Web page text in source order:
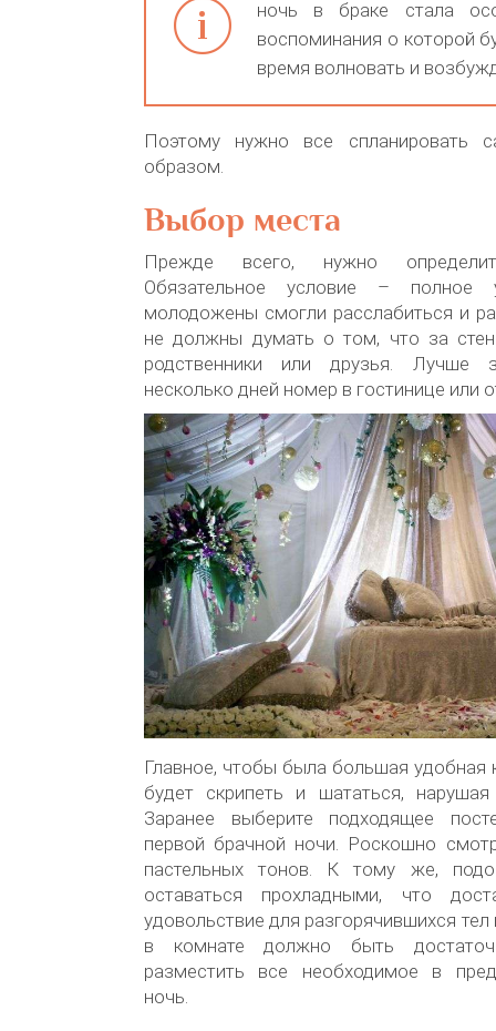
ночь в браке стала
воспоминания о которой
время волновать и
Поэтому нужно все спланировать
образом.
Выбор места
Прежде всего, нужно
Обязательное условие – полное
молодожены смогли расслабиться и
не должны думать о том, что за
родственники или друзья. Лучше
несколько дней номер в гостинице или
Главное, чтобы была большая удобная
будет скрипеть и шататься,
Заранее выберите подходящее
первой брачной ночи. Роскошно
пастельных тонов. К тому же,
оставаться прохладными, что
удовольствие для разгорячившихся
в комнате должно быть
разместить все необходимое в
ночь.